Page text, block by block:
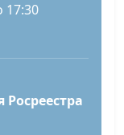
17:30